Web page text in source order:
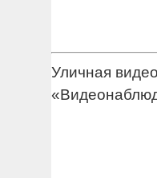
Уличная